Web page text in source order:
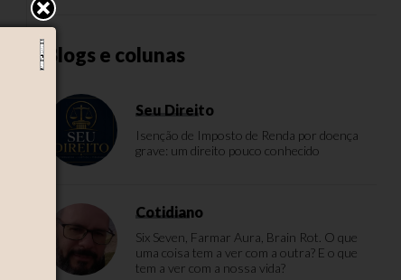
Blogs e colunas
Seu Direito
Isenção de Imposto de Renda por doença
grave: um direito pouco conhecido
Cotidiano
Six Seven, Farmar Aura, Brain Rot. O que
uma coisa tem a ver com a outra? E o que
tem a ver com a nossa vida?